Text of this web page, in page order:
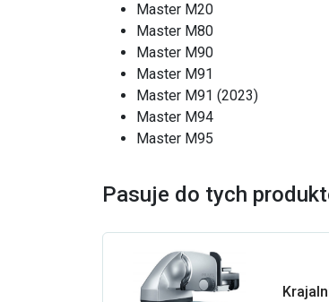
Master M20
Master M80
Master M90
Master M91
Master M91 (2023)
Master M94
Master M95
Pasuje do tych